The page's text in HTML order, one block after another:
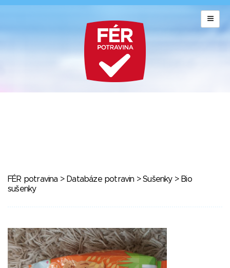
FÉR potravina > Databáze potravin >Sušenky> Bio
sušenky